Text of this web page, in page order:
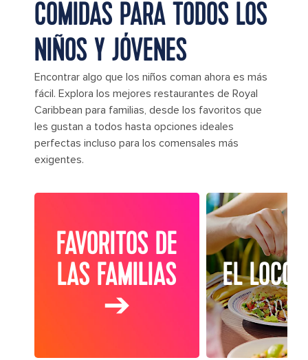
COMIDAS PARA TODOS LOS
NIÑOS Y JÓVENES
Encontrar algo que los niños coman ahora es más
fácil. Explora los mejores restaurantes de Royal
Caribbean para familias, desde los favoritos que
les gustan a todos hasta opciones ideales
perfectas incluso para los comensales más
exigentes.
FAVORITOS DE
LAS FAMILIAS
➔
EL LOCO